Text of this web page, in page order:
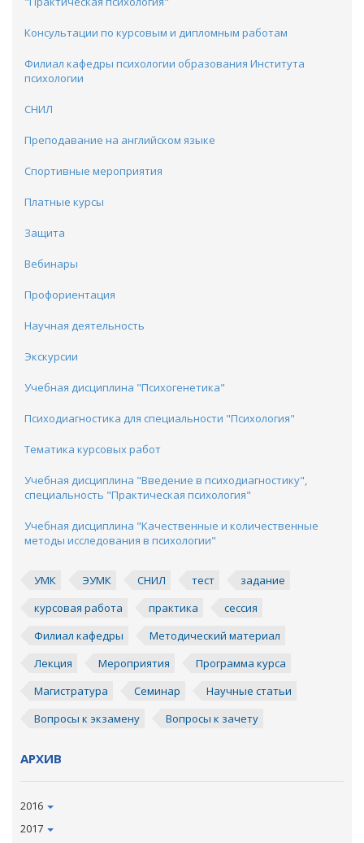
Консультации по курсовым и дипломным работам
Филиал кафедры психологии образования Института
психологии
CНИЛ
Преподавание на английском языке
Спортивные мероприятия
Платные курсы
Защита
Вебинары
Профориентация
Научная деятельность
Экскурсии
Учебная дисциплина "Психогенетика"
Психодиагностика для специальности "Психология"
Тематика курсовых работ
Учебная дисциплина "Введение в психодиагностику",
специальность "Практическая психология"
Учебная дисциплина "Качественные и количественные
методы исследования в психологии"
УМК ЭУМК СНИЛ тест
задание
курсовая работа
практика
сессия
Филиал кафедры
Методический материал
Лекция
Мероприятия
Программа курса
Магистратура
Семинар
Научные статьи
Вопросы к экзамену
Вопросы к зачету
АРХИВ
2016
2017